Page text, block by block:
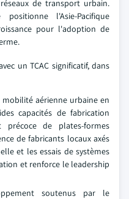
de transport urbain.
l'Asie-Pacifique
pour l'adoption de
un TCAC significatif, dans
aérienne urbaine en
capacités de fabrication
de plates-formes
de fabricants locaux axés
et les essais de systèmes
et renforce le leadership
soutenus par le